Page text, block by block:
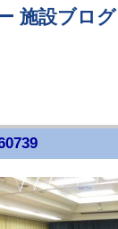
施設ブログ